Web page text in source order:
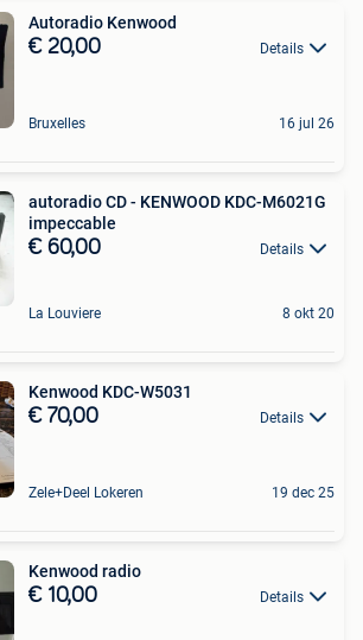
Autoradio Kenwood
€ 20,00 Details
Bruxelles 16 jul 26
autoradio CD - KENWOOD KDC-M6021G
impeccable
€ 60,00 Details
La Louviere 8 okt 20
Kenwood KDC-W5031
€ 70,00 Details
Zele+Deel Lokeren 19 dec 25
Kenwood radio
€ 10,00 Details